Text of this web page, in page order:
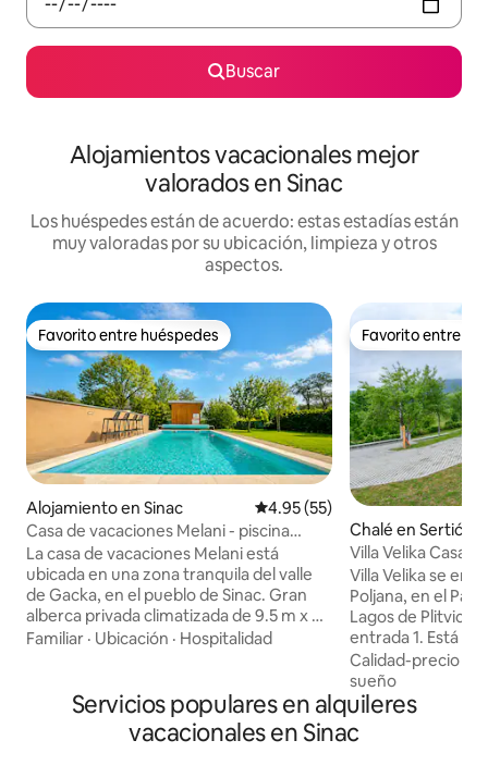
Buscar
Alojamientos vacacionales mejor
valorados en Sinac
Los huéspedes están de acuerdo: estas estadías están
muy valoradas por su ubicación, limpieza y otros
aspectos.
Favorito entre huéspedes
Favorito entre huéspedes
Alojamiento en Sinac Calificación promedio: 4.95 de
4.95 (55)
Casa de vacaciones Melani - piscina
climatizada privada y sauna
La casa de vacaciones Melani está
ubicada en una zona tranquila del valle
de Gacka, en el pueblo de Sinac. Gran
alberca privada climatizada de 9.5 m x 4
m. La alberca climatizada está abierta del
para los niños. La temperatura en la
alberca siempre está por encima de los
25 °C. El sauna finlandés es gratuito para
Familiar · Ubicación · Hospitalidad
Favorito entre
Favorito entre
Chalé en Sertić
Villa Velika Casa
estrellas)
Villa Velika se
Poljana, en el
Lagos de Plitvice
entrada 1. Está
naturaleza,
experiencia
las montañas
sauna, jacuzzi,
bañera de leña al
Calidad-precio
sueño
Servicios populares en alquileres
vacacionales en Sinac